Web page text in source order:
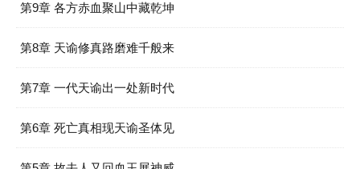
第9章 各方赤血聚山中藏乾坤
第8章 天谕修真路磨难千般来
第7章 一代天谕出一处新时代
第6章 死亡真相现天谕圣体见